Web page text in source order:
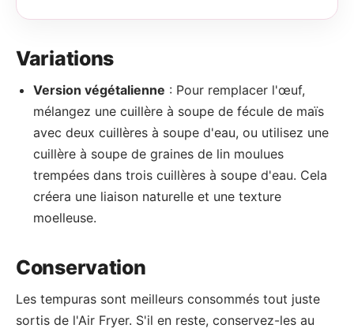
Variations
Version végétalienne : Pour remplacer l'œuf,
mélangez une cuillère à soupe de fécule de maïs
avec deux cuillères à soupe d'eau, ou utilisez une
cuillère à soupe de graines de lin moulues
trempées dans trois cuillères à soupe d'eau. Cela
créera une liaison naturelle et une texture
moelleuse.
Conservation
Les tempuras sont meilleurs consommés tout juste
sortis de l'Air Fryer. S'il en reste, conservez-les au